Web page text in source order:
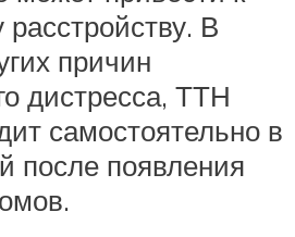
В
причин
дистресса, ТТН
самостоятельно в
после появления